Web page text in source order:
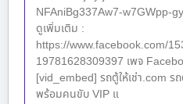
NFAniBg337Aw7-w7GWpp-
ดูเพิ่มเติม :
https://www.facebook.com/
19781628309397 เพจ
[vid_embed] รถตู้ให้เช่า.com ร
พร้อมคนขับ VIP แ